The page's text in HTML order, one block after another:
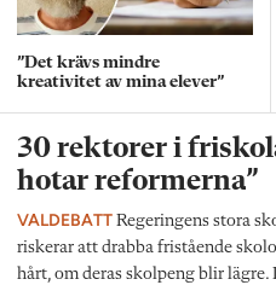
”Det krävs mindre
kreativitet av mina elever”
30 rektorer i
hotar reformerna”
VALDEBATT Regeringens stora
riskerar att drabba fristående
hårt, om deras skolpeng blir lägre.